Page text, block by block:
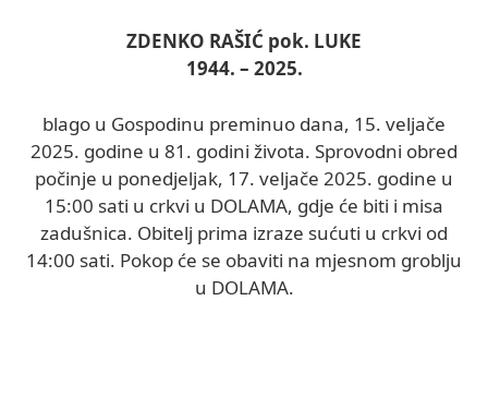
ZDENKO RAŠIĆ pok. LUKE
1944. – 2025.
blago u Gospodinu preminuo dana, 15. veljače
2025. godine u 81. godini života. Sprovodni obred
počinje u ponedjeljak, 17. veljače 2025. godine u
15:00 sati u crkvi u DOLAMA, gdje će biti i misa
zadušnica. Obitelj prima izraze sućuti u crkvi od
14:00 sati. Pokop će se obaviti na mjesnom groblju
u DOLAMA.